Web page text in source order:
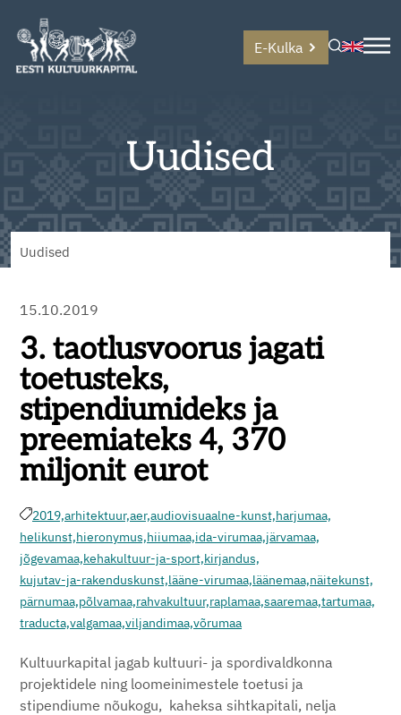
E-Kulka
Uudised
Uudised
15.10.2019
3. taotlusvoorus jagati
toetusteks,
stipendiumideks ja
preemiateks 4, 370
miljonit eurot
2019,arhitektuur,aer,audiovisuaalne-kunst,harjumaa,
helikunst,hieronymus,hiiumaa,ida-virumaa,järvamaa,
jõgevamaa,kehakultuur-ja-sport,kirjandus,
kujutav-ja-rakenduskunst,lääne-virumaa,läänemaa,näitekunst,
pärnumaa,põlvamaa,rahvakultuur,raplamaa,saaremaa,tartumaa,
traducta,valgamaa,viljandimaa,võrumaa
Kultuurkapital jagab kultuuri- ja spordivaldkonna
projektidele ning loomeinimestele toetusi ja
stipendiume nõukogu, kaheksa sihtkapitali, nelja